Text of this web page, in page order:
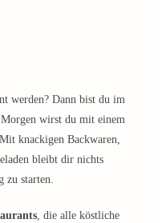
werden? Dann bist du im
wirst du mit einem
knackigen Backwaren,
bleibt dir nichts
zu starten.
, die alle köstliche